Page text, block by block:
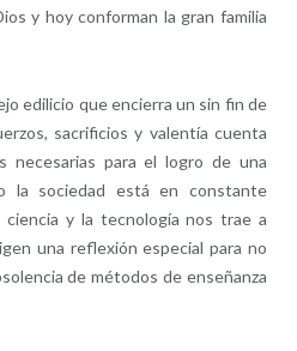
y hoy conforman la gran familia
edilicio que encierra un sin fin de
sacrificios y valentía cuenta
necesarias para el logro de una
la sociedad está en constante
ciencia y la tecnología nos trae a
una reflexión especial para no
de métodos de enseñanza